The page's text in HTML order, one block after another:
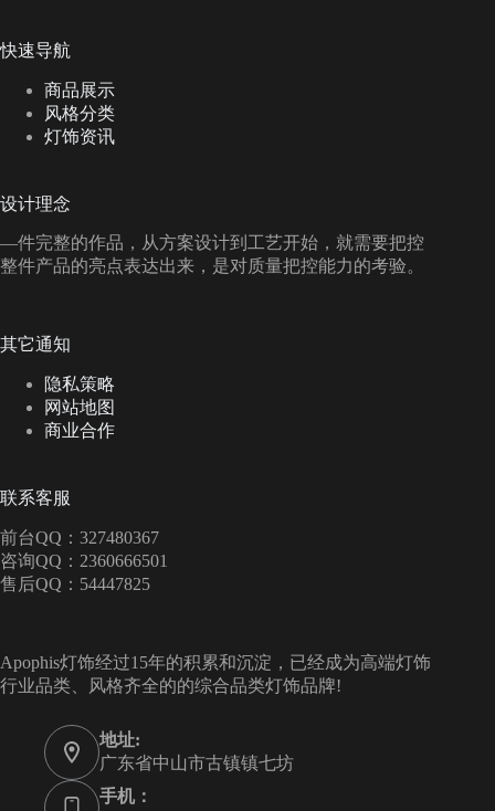
快速导航
商品展示
风格分类
灯饰资讯
设计理念
—件完整的作品，从方案设计到工艺开始，就需要把控
整件产品的亮点表达出来，是对质量把控能力的考验。
其它通知
隐私策略
网站地图
商业合作
联系客服
前台QQ：327480367
咨询QQ：2360666501
售后QQ：54447825
Apophis灯饰经过15年的积累和沉淀，已经成为高端灯饰
行业品类、风格齐全的的综合品类灯饰品牌!
地址:
广东省中山市古镇镇七坊
手机：